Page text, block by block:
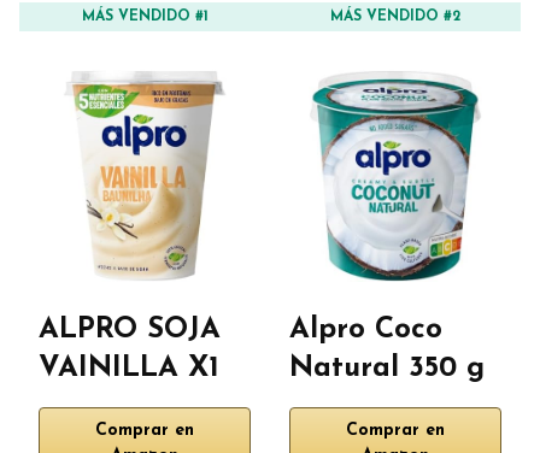
MÁS VENDIDO #1
ALPRO SOJA
VAINILLA X1
Comprar en
MÁS VENDIDO #2
Alpro Coco
Natural 350 g
Comprar en